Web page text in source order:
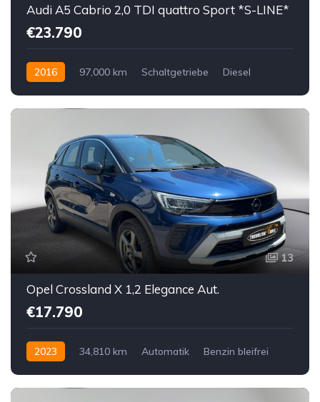
Audi A5 Cabrio 2,0 TDI quattro Sport *S-LINE*
€23.790
2016 97,000 km Schaltgetriebe
Diesel
13
Opel Crossland X 1,2 Elegance Aut.
€17.790
2023 34,810 km Automatik
Benzin bleifrei